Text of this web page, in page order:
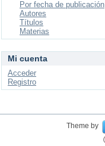
Por fecha de publicación
Autores
Títulos
Materias
Mi cuenta
Acceder
Registro
Theme by